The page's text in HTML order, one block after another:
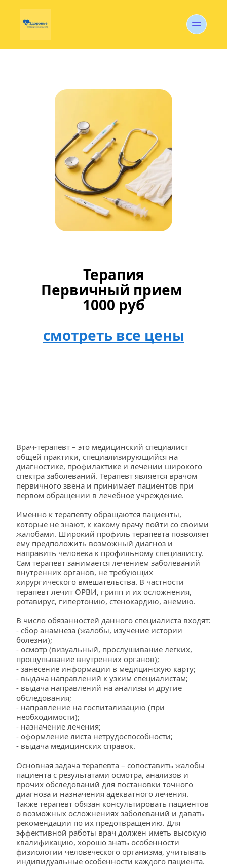
Терапия
Первичный прием
1000 руб
смотреть все цены
Врач-терапевт – это медицинский специалист
общей практики, специализирующийся на
диагностике, профилактике и лечении широкого
спектра заболеваний. Терапевт является врачом
первичного звена и принимает пациентов при
первом обращении в лечебное учреждение.
Именно к терапевту обращаются пациенты,
которые не знают, к какому врачу пойти со своими
жалобами. Широкий профиль терапевта позволяет
ему предположить возможный диагноз и
направить человека к профильному специалисту.
Сам терапевт занимается лечением заболеваний
внутренних органов, не требующих
хирургического вмешательства. В частности
терапевт лечит ОРВИ, грипп и их осложнения,
ротавирус, гипертонию, стенокардию, анемию.
В число обязанностей данного специалиста входят:
- сбор анамнеза (жалобы, изучение истории
болезни);
- осмотр (визуальный, прослушивание легких,
прощупывание внутренних органов);
- занесение информации в медицинскую карту;
- выдача направлений к узким специалистам;
- выдача направлений на анализы и другие
обследования;
- направление на госпитализацию (при
необходимости);
- назначение лечения;
- оформление листа нетрудоспособности;
- выдача медицинских справок.
Основная задача терапевта – сопоставить жалобы
пациента с результатами осмотра, анализов и
прочих обследований для постановки точного
диагноза и назначения адекватного лечения.
Также терапевт обязан консультировать пациентов
о возможных осложнениях заболеваний и давать
рекомендации по их предотвращению. Для
эффективной работы врач должен иметь высокую
квалификацию, хорошо знать особенности
физиологии человеческого организма, учитывать
индивидуальные особенности каждого пациента.